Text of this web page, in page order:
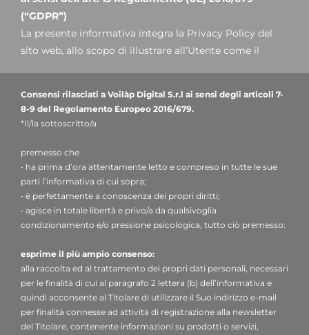
(“GDPR”)
La presente informativa integra la Privacy Policy del
sito web, allo scopo di illustrare all’Utente come il
informativa clienti.
protezione dei dati
Titolare del trattamento: Voilàp Digital S.r.l, nella
persona del legale rappresentante pro tempore, con
sede legale in Via Archimede, 10 - 41019 - Limidi di
Soliera (MO) – Italia, indirizzo e-mail
Responsabile per la protezione dei dati (DPO) : dott.
Donato Eugenio Caccavella, indirizzo e-mail:
dpo.voilap@amicadpo.eu
2. Dati personali trattati, finalità del trattamento e
Consensi rilasciati a Voilàp Digital S.r.l ai sensi degli articoli 7-
8-9 del Regolamento Europeo 2016/679.
*Il/la sottoscritto/a
premesso che
• ha prima d’ora attentamente letto e compreso in tutte le sue
parti l’informativa di cui sopra;
• è perfettamente a conoscenza dei propri diritti;
• agisce in totale libertà e privo/a da qualsivoglia
condizionamento e/o pressione psicologica, tutto ciò premesso:
esprime il più ampio consenso:
alla raccolta ed al trattamento dei propri dati personali, necessari
per le finalità di cui al paragrafo 2 lettera (b) dell’informativa e
quindi acconsente al Titolare di utilizzare il Suo indirizzo e-mail
per finalità connesse ad attività di registrazione alla newsletter
del Titolare, contenente informazioni su prodotti o servizi,